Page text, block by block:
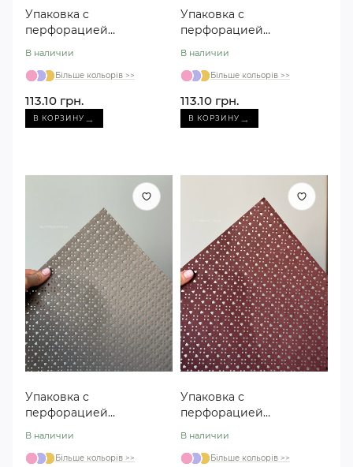
Упаковка с
перфорацией
В наличии
Більше кольорів >>
113.10 грн.
В КОРЗИНУ →
Упаковка с
перфорацией
В наличии
Більше кольорів >>
113.10 грн.
В КОРЗИНУ →
Упаковка с
перфорацией
В наличии
Більше кольорів >>
Упаковка с
перфорацией
В наличии
Більше кольорів >>